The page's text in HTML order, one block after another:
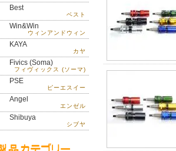
Best
ベスト
Win&Win
ウィンアンドウィン
KAYA
カヤ
Fivics (Soma)
フィヴィックス (ソーマ)
PSE
ピーエスイー
Angel
エンゼル
Shibuya
シブヤ